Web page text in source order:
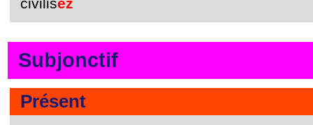
Subjonctif
Présent